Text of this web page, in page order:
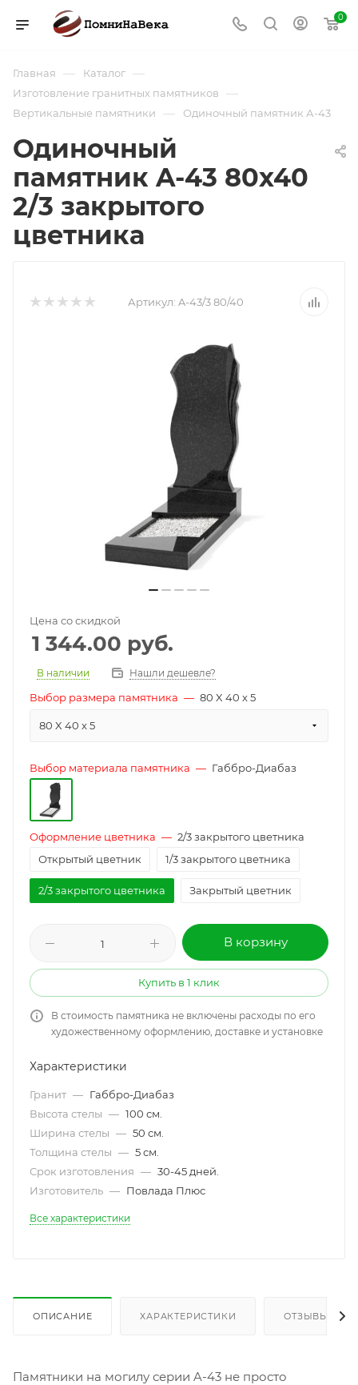
0
Главная — Каталог —
Изготовление гранитных памятников —
Вертикальные памятники — Одиночный памятник А-43
Одиночный
памятник A-43 80х40
2/3 закрытого
цветника
Артикул: A-43/3 80/40
Цена со скидкой
1 344.00 руб.
В наличии Нашли дешевле?
Выбор размера памятника — 80 X 40 x 5
80 X 40 x 5
Выбор материала памятника — Габбро-Диабаз
Оформление цветника — 2/3 закрытого цветника
Открытый цветник
1/3 закрытого цветника
2/3 закрытого цветника Закрытый цветник
В корзину
Купить в 1 клик
В стоимость памятника не включены расходы по его
художественному оформлению, доставке и установке
Характеристики
Гранит — Габбро-Диабаз
Высота стелы — 100 см.
Ширина стелы — 50 см.
Толщина стелы — 5 см.
Срок изготовления — 30-45 дней.
Изготовитель — Повлада Плюс
Все характеристики
ОПИСАНИЕ ХАРАКТЕРИСТИКИ ОТЗЫВЫ
Памятники на могилу серии A-43 не просто